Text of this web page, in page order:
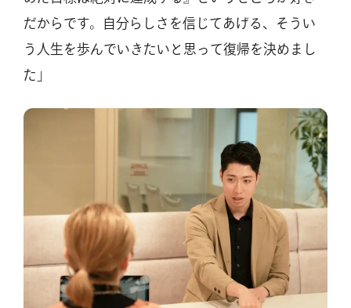
だからです。自分らしさを信じてあげる、そうい
う人生を歩んでいきたいと思って復帰を決めまし
た」